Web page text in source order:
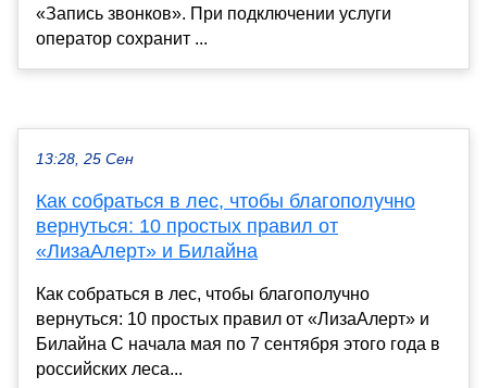
«Запись звонков». При подключении услуги
оператор сохранит ...
13:28, 25 Сен
Как собраться в лес, чтобы благополучно
вернуться: 10 простых правил от
«ЛизаАлерт» и Билайна
Как собраться в лес, чтобы благополучно
вернуться: 10 простых правил от «ЛизаАлерт» и
Билайна С начала мая по 7 сентября этого года в
российских леса...